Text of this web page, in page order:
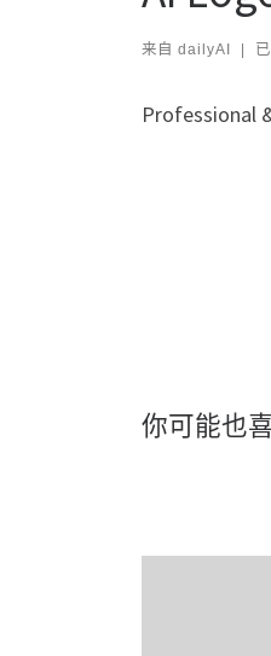
来自 dailyAI
Professional
你可能也